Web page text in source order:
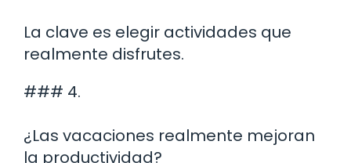
La clave es elegir actividades que
realmente disfrutes.
### 4.
¿Las vacaciones realmente mejoran
la productividad?